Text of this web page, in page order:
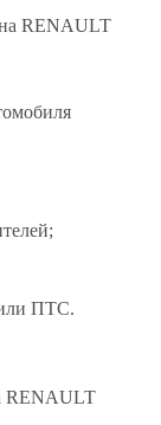
RENAULT
ПТС.
RENAULT